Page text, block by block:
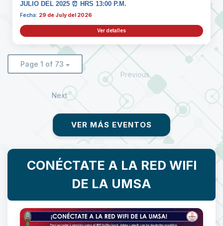
JULIO DEL 2025 ⏰ HRS 13:00 P.M.
Fecha: 29 de July del 2026
Ver detalles
Page 1 of 73
Previous
Next
VER MÁS EVENTOS
CONÉCTATE A LA RED WIFI
DE LA UMSA